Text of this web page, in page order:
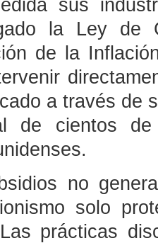
sus
la Ley
de la
a través de
de cientos
no
solo
prácticas